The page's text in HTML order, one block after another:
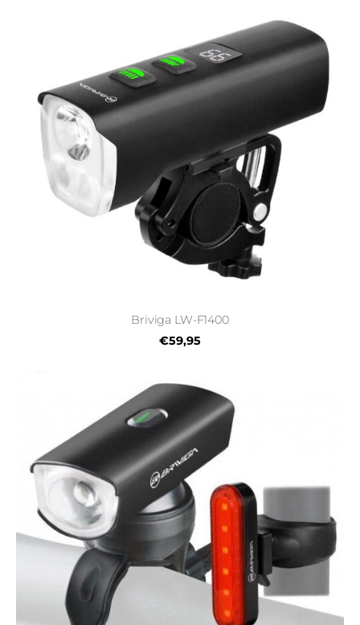
Briviga LW-F1400
€59,95